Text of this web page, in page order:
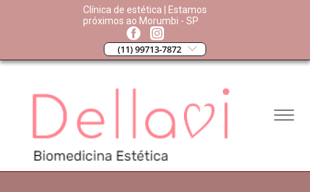
Clínica de estética | Estamos
próximos ao Morumbi - SP
(11) 99713-7872